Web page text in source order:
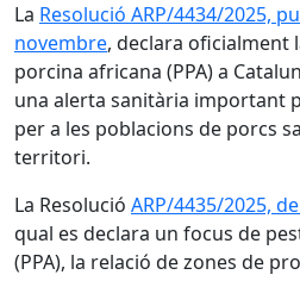
La Resolució ARP/4434/2025,
novembre, declara oficialment
porcina africana (PPA) a
una alerta sanitària important
per a les poblacions de porcs
territori.
La Resolució ARP/4435/2025,
qual es declara un focus de
(PPA), la relació de zones de